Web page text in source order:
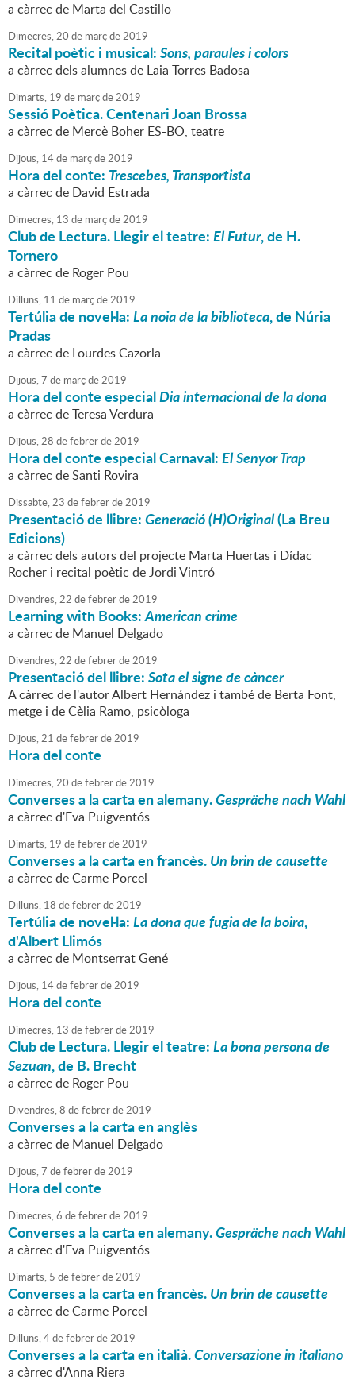
a càrrec de Marta del Castillo
Dimecres,20 de marçde2019
Recital poètic i musical:Sons, paraules i colors
a càrrec dels alumnes de Laia Torres Badosa
Dimarts, 19 de marçde2019
Sessió Poètica. Centenari Joan Brossa
a càrrec de Mercè Boher ES-BO, teatre
Dijous, 14de marçde2019
Hora del conte: Trescebes, Transportista
a càrrec de David Estrada
Dimecres, 13 de marçde2019
Club de Lectura. Llegir el teatre:El Futur, de H.
Tornero
a càrrec de Roger Pou
Dilluns, 11 de marçde2019
Tertúlia de novel·la:La noia de la biblioteca, de Núria
Pradas
a càrrec de Lourdes Cazorla
Dijous,7 de marçde2019
Hora del conte especialDia internacional de la dona
a càrrec de Teresa Verdura
Dijous,28 defebrerde2019
Hora del conte especial Carnaval:El Senyor Trap
a càrrec de Santi Rovira
Dissabte,23 defebrerde2019
Presentació de llibre:Generació (H)Original(La Breu
Edicions)
a càrrec dels autors del projecte Marta Huertas i Dídac
Rocher i recital poètic de Jordi Vintró
Divendres,22 defebrerde2019
Learning with Books:American crime
a càrrec de Manuel Delgado
Divendres,22 defebrerde2019
Presentació del llibre:Sota el signe de càncer
A càrrec de l'autor Albert Hernández i també de Berta Font,
metge i de Cèlia Ramo, psicòloga
Dijous,21 defebrerde2019
Hora del conte
Dimecres,20 defebrerde2019
Converses a la carta en alemany.Gespräche nach Wahl
a càrrec d'Eva Puigventós
Dimarts, 19 defebrerde2019
Converses a la carta en francès.Un brin de causette
a càrrec de Carme Porcel
Dilluns, 18 defebrerde2019
Tertúlia de novel·la:La dona que fugia de la boira,
d'Albert Llimós
a càrrec de Montserrat Gené
Dijous, 14defebrerde2019
Hora del conte
Dimecres, 13 defebrerde2019
Club de Lectura. Llegir el teatre:La bona persona de
Sezuan, de B. Brecht
a càrrec de Roger Pou
Divendres,8 defebrerde2019
Converses a la carta en anglès
a càrrec de Manuel Delgado
Dijous,7 defebrerde2019
Hora del conte
Dimecres,6 defebrerde2019
Converses a la carta en alemany.Gespräche nach Wahl
a càrrec d'Eva Puigventós
Dimarts, 5 defebrerde2019
Converses a la carta en francès.Un brin de causette
a càrrec de Carme Porcel
Dilluns,4defebrerde2019
Converses a la carta en italià.Conversazione in italiano
a càrrec d'Anna Riera